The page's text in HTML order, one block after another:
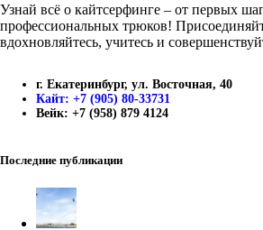
Узнай всё о кайтсерфинге – от первых
профессиональных трюков!
вдохновляйтесь, учитесь и
г. Екатеринбург, ул. Восточная, 40
Кайт: +7 (905) 80-33731
Вейк: +7 (958) 879 4124
Последние публикации